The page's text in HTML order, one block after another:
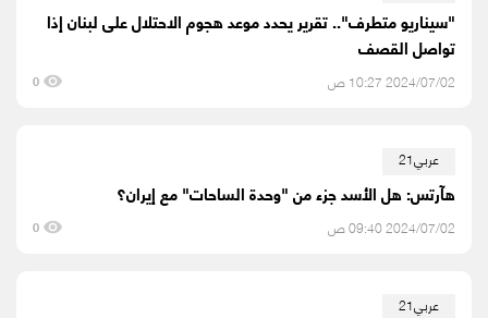
"سيناريو متطرف".. تقرير يحدد موعد هجوم الاحتلال على لبنان إذا
تواصل القصف
2024/07/02 10:27 ص 0
عربي21
هآرتس: هل الأسد جزء من "وحدة الساحات" مع إيران؟
2024/07/02 09:40 ص 0
عربي21